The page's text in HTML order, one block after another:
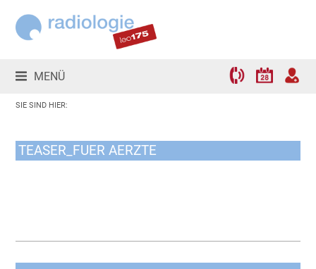
MENÜ
TEASER_FUER AERZTE